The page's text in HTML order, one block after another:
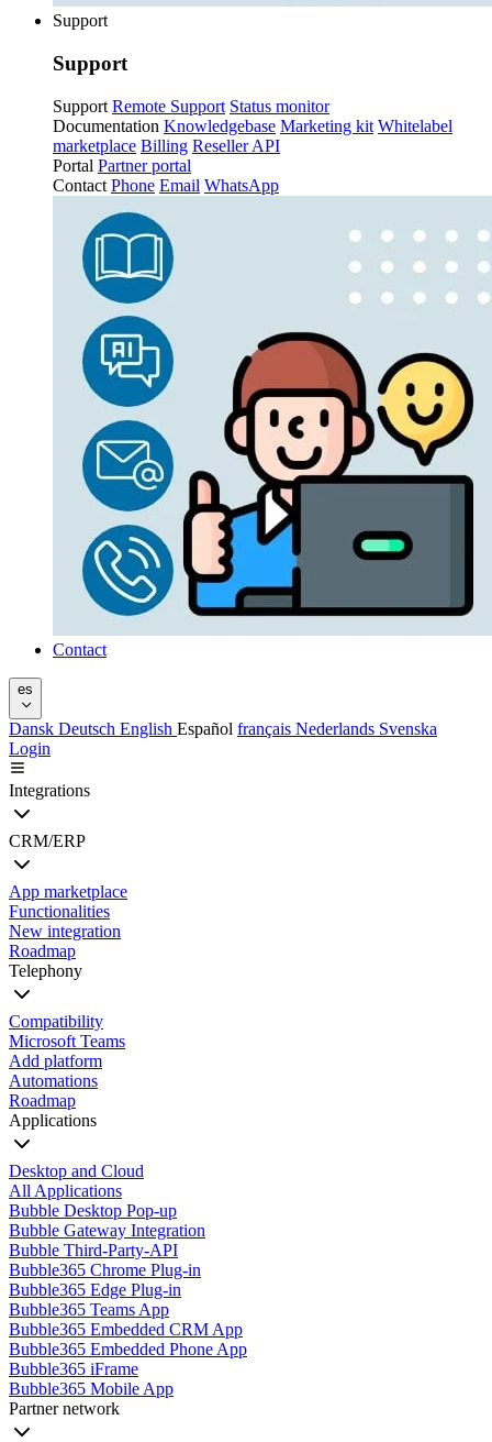
Support
Support
Support Remote Support Status monitor
Documentation Knowledgebase Marketing kit Whitelabel
marketplace Billing Reseller API
Portal Partner portal
Contact Phone Email WhatsApp
Contact
es
Dansk Deutsch English Español français Nederlands Svenska
Login
Integrations
CRM/ERP
App marketplace
Functionalities
New integration
Roadmap
Telephony
Compatibility
Microsoft Teams
Add platform
Automations
Roadmap
Applications
Desktop and Cloud
All Applications
Bubble Desktop Pop-up
Bubble Gateway Integration
Bubble Third-Party-API
Bubble365 Chrome Plug-in
Bubble365 Edge Plug-in
Bubble365 Teams App
Bubble365 Embedded CRM App
Bubble365 Embedded Phone App
Bubble365 iFrame
Bubble365 Mobile App
Partner network